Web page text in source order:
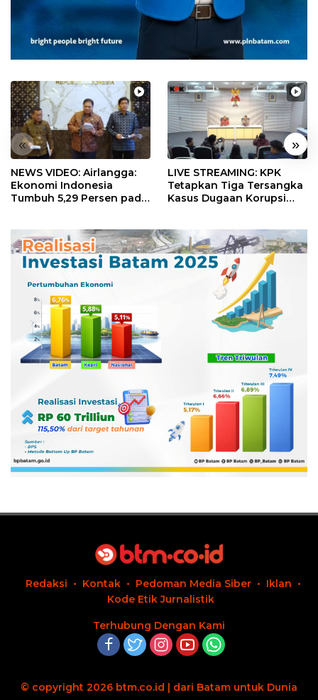
« »
NEWS VIDEO: Airlangga:
Ekonomi Indonesia
Tumbuh 5,29 Persen pada
LIVE STREAMING: KPK
Tetapkan Tiga Tersangka
Kasus Dugaan Korupsi
Redaksi Kontak Pedoman Media Siber
Iklan
Kode Etik Jurnalistik
Terhubung Dengan Kami
© copyright 2026 btm.co.id | dari Batam untuk Dunia